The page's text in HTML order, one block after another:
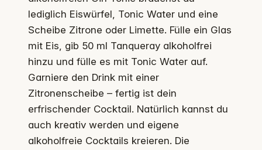
lediglich Eiswürfel, Tonic Water und eine
Scheibe Zitrone oder Limette. Fülle ein Glas
mit Eis, gib 50 ml Tanqueray alkoholfrei
hinzu und fülle es mit Tonic Water auf.
Garniere den Drink mit einer
Zitronenscheibe – fertig ist dein
erfrischender Cocktail. Natürlich kannst du
auch kreativ werden und eigene
alkoholfreie Cocktails kreieren. Die